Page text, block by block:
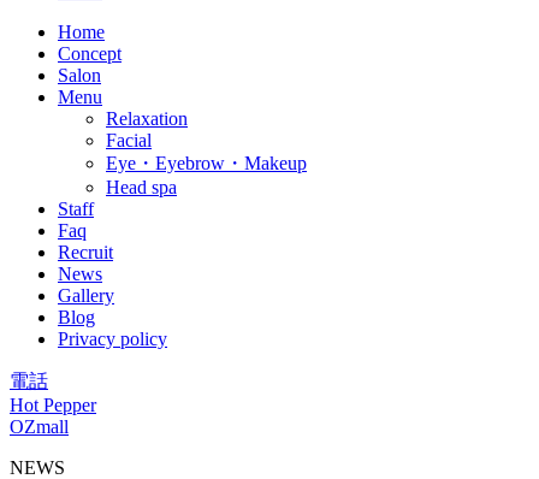
Home
Concept
Salon
Menu
Relaxation
Facial
Eye・Eyebrow・Makeup
Head spa
Staff
Faq
Recruit
News
Gallery
Blog
Privacy policy
電話
Hot Pepper
OZmall
NEWS